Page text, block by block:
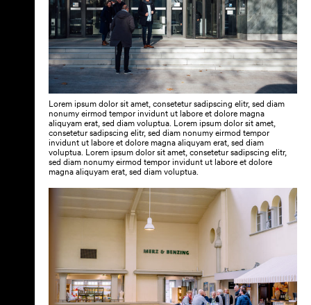
Lorem ipsum dolor sit amet, consetetur sadipscing elitr, sed diam
nonumy eirmod tempor invidunt ut labore et dolore magna
aliquyam erat, sed diam voluptua. Lorem ipsum dolor sit amet,
consetetur sadipscing elitr, sed diam nonumy eirmod tempor
invidunt ut labore et dolore magna aliquyam erat, sed diam
voluptua. Lorem ipsum dolor sit amet, consetetur sadipscing elitr,
sed diam nonumy eirmod tempor invidunt ut labore et dolore
magna aliquyam erat, sed diam voluptua.